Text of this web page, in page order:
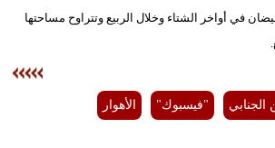
في أواخر الشتاء وخلال الربيع وتتراوح مساحتها
"فيسبوك" الأهوار